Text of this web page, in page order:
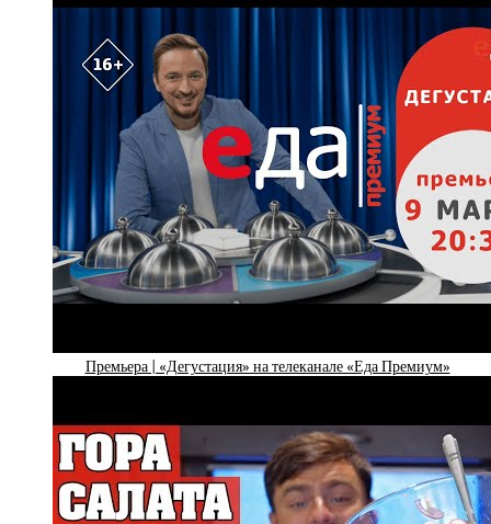
Премьера | «Дегустация» на телеканале «Еда Премиум»